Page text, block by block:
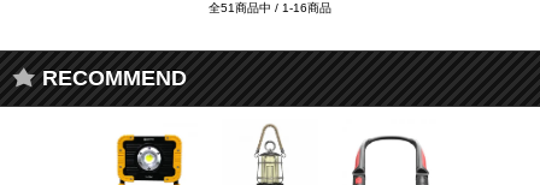
全51商品中 / 1-16商品
RECOMMEND